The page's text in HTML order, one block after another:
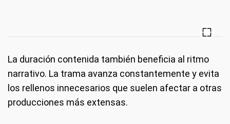
La duración contenida también beneficia al ritmo
narrativo. La trama avanza constantemente y evita
los rellenos innecesarios que suelen afectar a otras
producciones más extensas.